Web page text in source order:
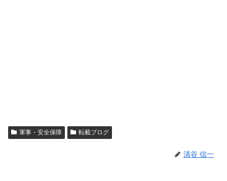
軍事・安全保障 転載ブログ
清谷 信一